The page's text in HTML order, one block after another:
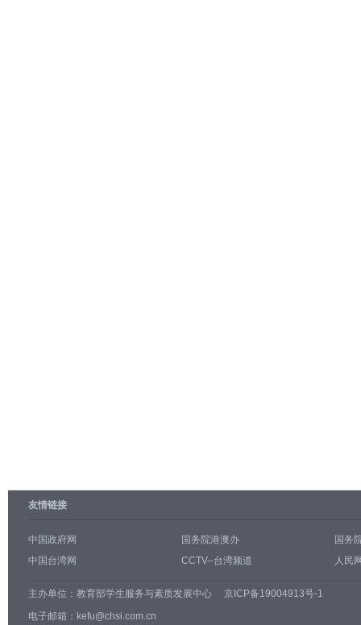
友情链接
中国政府网 国务院港澳办
国务
中国台湾网
CCTV--台湾频道 人民
主办单位： 教育部学生服务与素质发展中心
京ICP备19004913号-1
电子邮箱：kefu@chsi.com.cn